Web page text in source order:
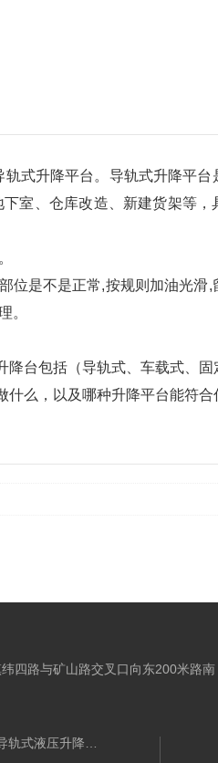
式升降平台。导轨式升降平台
室、仓库改造、新建货架等，
是不是正常,按规则加油光滑,
。
台包括（导轨式、车载式、固
么，以及哪种升降平台能符合
四路与矿山路交叉口向东200米路南